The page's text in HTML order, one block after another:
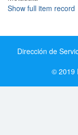
Show full item record
Dirección de
© 2019